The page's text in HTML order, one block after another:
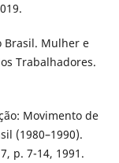
Brasil. Mulher e
Trabalhadores.
Movimento de
(1980–1990).
p. 7-14, 1991.